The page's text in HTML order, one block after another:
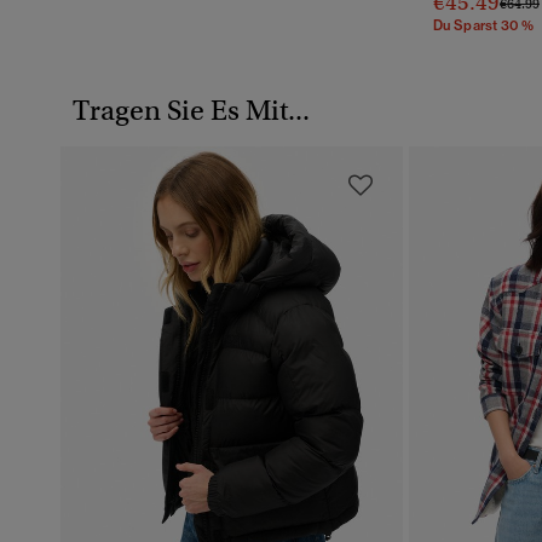
Du Sparst 30 %
Tragen Sie Es Mit...